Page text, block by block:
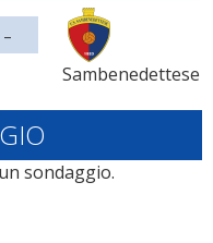
-
Sambenedettese
sondaggio.